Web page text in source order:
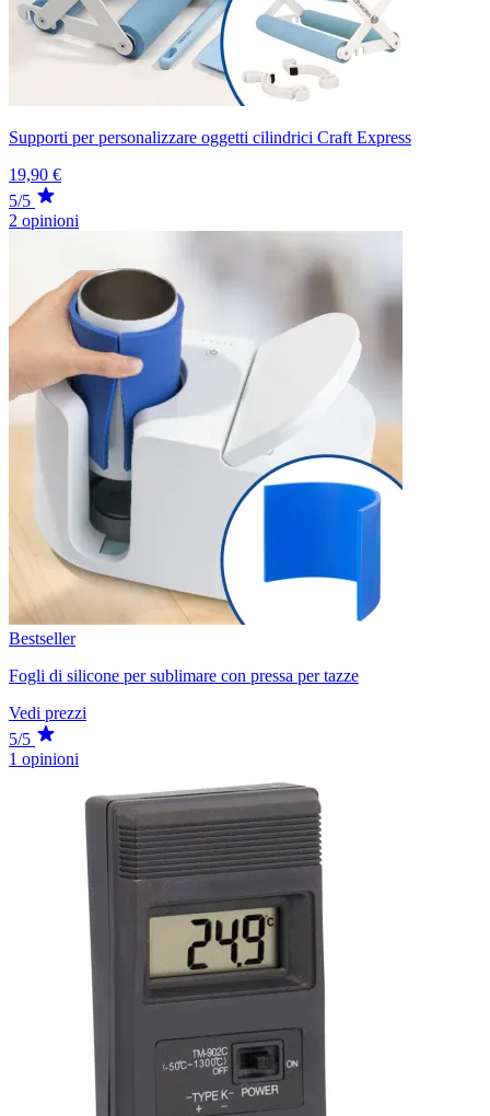
Supporti per personalizzare oggetti cilindrici Craft Express
19,90 €
5/5
2 opinioni
Bestseller
Fogli di silicone per sublimare con pressa per tazze
Vedi prezzi
5/5
1 opinioni